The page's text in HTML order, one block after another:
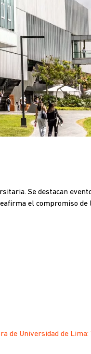
Se destacan
el compromiso de
de Universidad de Lima: